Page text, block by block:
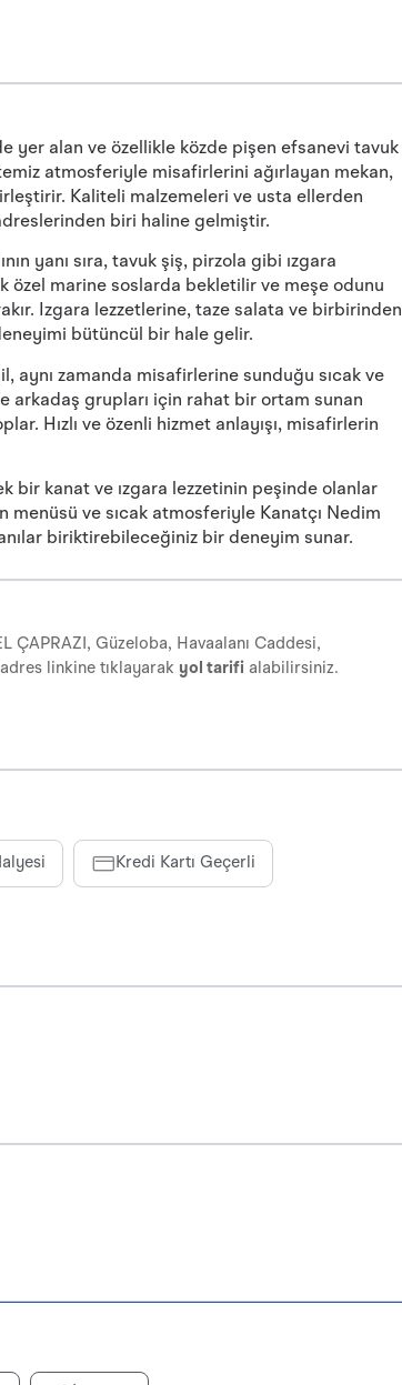
yer alan ve özellikle közde pişen efsanevi tavuk
temiz atmosferiyle misafirlerini ağırlayan mekan,
Kaliteli malzemeleri ve usta ellerden
biri haline gelmiştir.
yanı sıra, tavuk şiş, pirzola gibi ızgara
özel marine soslarda bekletilir ve meşe odunu
Izgara lezzetlerine, taze salata ve birbirinden
bütüncül bir hale gelir.
aynı zamanda misafirlerine sunduğu sıcak ve
grupları için rahat bir ortam sunan
Hızlı ve özenli hizmet anlayışı, misafirlerin
bir kanat ve ızgara lezzetinin peşinde olanlar
ve sıcak atmosferiyle Kanatçı Nedim
biriktirebileceğiniz bir deneyim sunar.
ÇAPRAZI, Güzeloba, Havaalanı Caddesi,
linkine tıklayarak yol tarifi alabilirsiniz.
Kredi Kartı Geçerli